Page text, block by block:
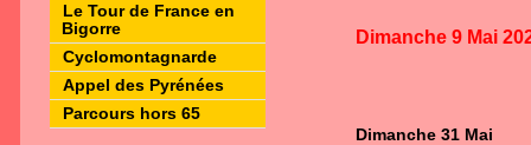
Le Tour de France en
Bigorre
Cyclomontagnarde
Appel des Pyrénées
Parcours hors 65
Dimanche 9 Mai
Dimanche 31 Mai